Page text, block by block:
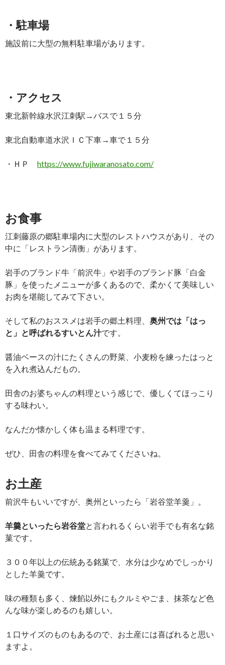
・駐車場
施設前に大型の無料駐車場があります。
・アクセス
東北新幹線水沢江刺駅→バスで１５分
東北自動車道水沢ＩＣ下車→車で１５分
・ＨＰ https://www.fujiwaranosato.com/
お食事
江刺藤原の郷駐車場内に大型のレストハウスがあり、その
中に「レストラン清衡」があります。
岩手のブランド牛「前沢牛」や岩手のブランド豚「白金
豚」を使ったメニューが多くあるので、柔かくて美味しい
お肉を堪能してみて下さい。
そして私のおススメは岩手の郷土料理、 奥州では「はっ
と」と呼ばれるすいとん汁です。
醤油ベースの汁にたくさんの野菜、小麦粉を練ったはっと
を入れ煮込んだもの。
田舎のお婆ちゃんの料理という感じで、優しくてほっこり
する味わい。
なんだか懐かしく体も温まる料理です。
ぜひ、田舎の料理を食べてみてくださいね。
お土産
前沢牛もいいですが、奥州といったら「岩谷堂羊羹」。
羊羹といったら岩谷堂と言われるくらい岩手でも有名な銘
菓です。
３００年以上の伝統ある銘菓で、水分は少なめでしっかり
とした羊羹です。
味の種類も多く、煉餡以外にもクルミやごま、抹茶など色
んな味が楽しめるのも嬉しい。
１口サイズのものもあるので、お土産には喜ばれると思い
ますよ。